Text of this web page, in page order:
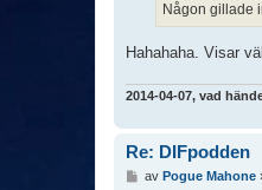
Någon gillade
Hahahaha. Visar
2014-04-07, vad
Re: DIFpodden
av Pogue Mahone